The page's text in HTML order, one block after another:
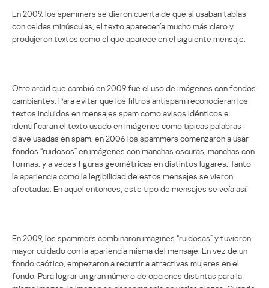
En 2009, los spammers se dieron cuenta de que si usaban tablas
con celdas minúsculas, el texto aparecería mucho más claro y
produjeron textos como el que aparece en el siguiente mensaje:
Otro ardid que cambió en 2009 fue el uso de imágenes con fondos
cambiantes. Para evitar que los filtros antispam reconocieran los
textos incluidos en mensajes spam como avisos idénticos e
identificaran el texto usado en imágenes como típicas palabras
clave usadas en spam, en 2006 los spammers comenzaron a usar
fondos “ruidosos” en imágenes con manchas oscuras, manchas con
formas, y a veces figuras geométricas en distintos lugares. Tanto
la apariencia como la legibilidad de estos mensajes se vieron
afectadas. En aquel entonces, este tipo de mensajes se veía así:
En 2009, los spammers combinaron imagines “ruidosas” y tuvieron
mayor cuidado con la apariencia misma del mensaje. En vez de un
fondo caótico, empezaron a recurrir a atractivas mujeres en el
fondo. Para lograr un gran número de opciones distintas para la